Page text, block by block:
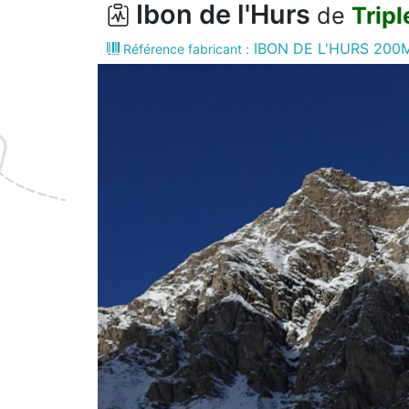
Ibon de l'Hurs de
Référence fabricant : IBON DE L'HURS